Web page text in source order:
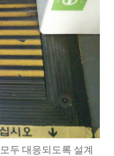
두 대응되도록 설계